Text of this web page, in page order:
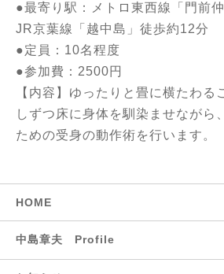
●最寄り駅：メトロ東西線「門前
JR京葉線「越中島」徒歩約12分
●定員：10名程度
●参加費：2500円
【内容】ゆったりと畳に横たわる
しずつ床に身体を馴染ませながら
ための受身の動作術を行います。
HOME
中島章夫 Profile